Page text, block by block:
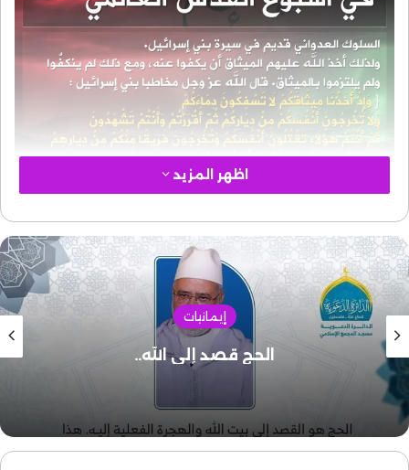
اظهر المزيد
إيمانيات
الحج قصد إلى الله..